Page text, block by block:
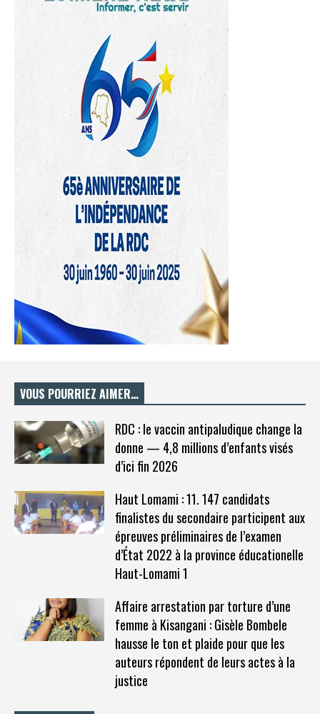
VOUS POURRIEZ AIMER…
RDC : le vaccin antipaludique change la
donne — 4,8 millions d’enfants visés
d’ici fin 2026
Haut Lomami : 11. 147 candidats
finalistes du secondaire participent aux
épreuves préliminaires de l’examen
d’État 2022 à la province éducationelle
Haut-Lomami 1
Affaire arrestation par torture d’une
femme à Kisangani : Gisèle Bombele
hausse le ton et plaide pour que les
auteurs répondent de leurs actes à la
justice